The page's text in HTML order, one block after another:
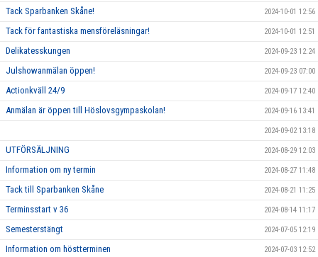
Tack Sparbanken Skåne! 2024-10-01 12:56
Tack för fantastiska mensföreläsningar! 2024-10-01 12:51
Delikatesskungen 2024-09-23 12:24
Julshowanmälan öppen! 2024-09-23 07:00
Actionkväll 24/9 2024-09-17 12:40
Anmälan är öppen till Höslovsgympaskolan! 2024-09-16 13:41
2024-09-02 13:18
UTFÖRSÄLJNING 2024-08-29 12:03
Information om ny termin 2024-08-27 11:48
Tack till Sparbanken Skåne 2024-08-21 11:25
Terminsstart v 36 2024-08-14 11:17
Semesterstängt 2024-07-05 12:19
Information om höstterminen 2024-07-03 12:52